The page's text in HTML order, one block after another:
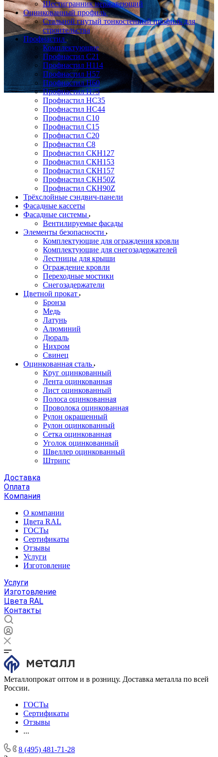
Шестигранник нержавеющий
Оцинкованный профиль
Стальной гнутый тонкостенный профиль для
строительства
Профнастил
Комплектующие
Профнастил C21
Профнастил Н114
Профнастил Н57
Профнастил Н60
Профнастил Н75
Профнастил НС35
Профнастил НС44
Профнастил С10
Профнастил С15
Профнастил С20
Профнастил С8
Профнастил СКН127
Профнастил СКН153
Профнастил СКН157
Профнастил СКН50Z
Профнастил СКН90Z
Трёхслойные сэндвич-панели
Фасадные кассеты
Фасадные системы
Вентилируемые фасады
Элементы безопасности
Комплектующие для ограждения кровли
Комплектующие для снегозадержателей
Лестницы для крыши
Ограждение кровли
Переходные мостики
Снегозадержатели
Цветной прокат
Бронза
Медь
Латунь
Алюминий
Дюраль
Нихром
Свинец
Оцинкованная сталь
Круг оцинкованный
Лента оцинкованная
Лист оцинкованный
Полоса оцинкованная
Проволока оцинкованная
Рулон окрашенный
Рулон оцинкованный
Сетка оцинкованная
Уголок оцинкованный
Швеллер оцинкованный
Штрипс
Доставка
Оплата
Компания
О компании
Цвета RAL
ГОСТы
Сертификаты
Отзывы
Услуги
Изготовление
Услуги
Изготовление
Цвета RAL
Контакты
Металлопрокат оптом и в розницу. Доставка металла по всей
России.
ГОСТы
Сертификаты
Отзывы
...
8 (495) 481-71-28